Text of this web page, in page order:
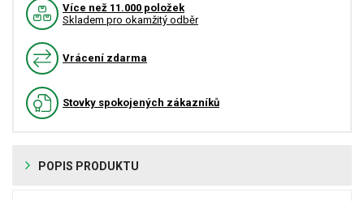
Více než 11.000 položek
Skladem pro okamžitý odběr
Vrácení zdarma
Stovky spokojených zákazníků
POPIS PRODUKTU